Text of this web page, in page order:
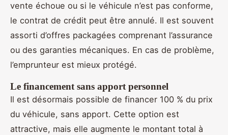
vente échoue ou si le véhicule n’est pas conforme,
le contrat de crédit peut être annulé. Il est souvent
assorti d’offres packagées comprenant l’assurance
ou des garanties mécaniques. En cas de problème,
l’emprunteur est mieux protégé.
Le financement sans apport personnel
Il est désormais possible de financer 100 % du prix
du véhicule, sans apport. Cette option est
attractive, mais elle augmente le montant total à